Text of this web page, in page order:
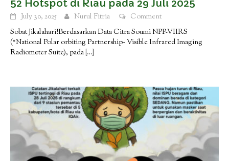
52 Hotspot di Riau pada 29 Juli 2025
July 30, 2025 Nurul Fitria
Comment
Sobat Jikalahari!Berdasarkan Data Citra Soumi NPP-VIIRS
(*National Polar orbiting Partnership- Visible Infrared Imaging
Radiometer Suite), pada […]